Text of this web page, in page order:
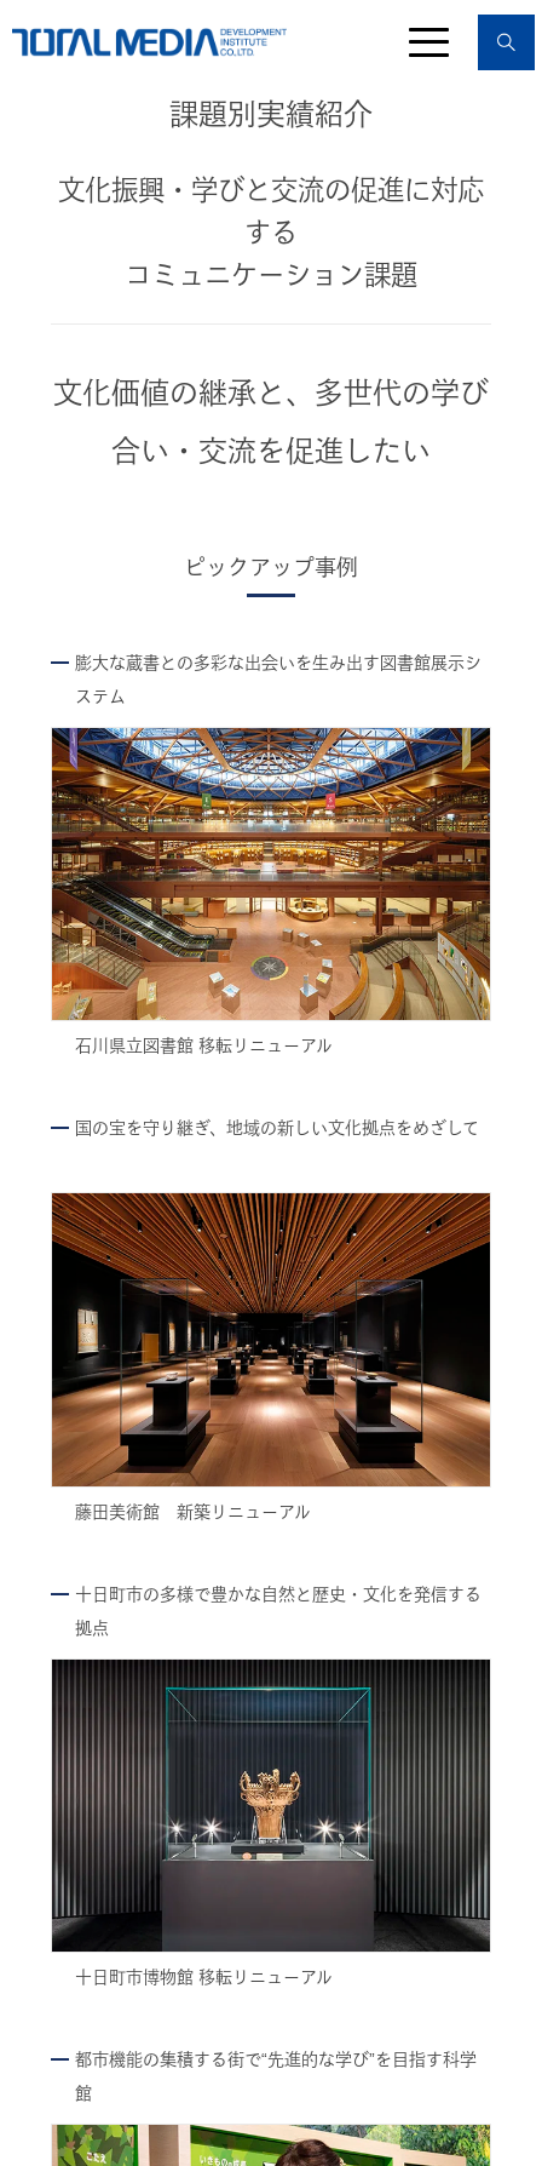
課題別実績紹介
文化振興・学びと交流の促進に対応
する
コミュニケーション課題
文化価値の継承と、多世代の学び
合い・交流を促進したい
ピックアップ事例
膨大な蔵書との多彩な出会いを生み出す図書館展示シ
ステム
石川県立図書館 移転リニューアル
国の宝を守り継ぎ、地域の新しい文化拠点をめざして
藤田美術館 新築リニューアル
十日町市の多様で豊かな自然と歴史・文化を発信する
拠点
十日町市博物館 移転リニューアル
都市機能の集積する街で“先進的な学び”を目指す科学
館